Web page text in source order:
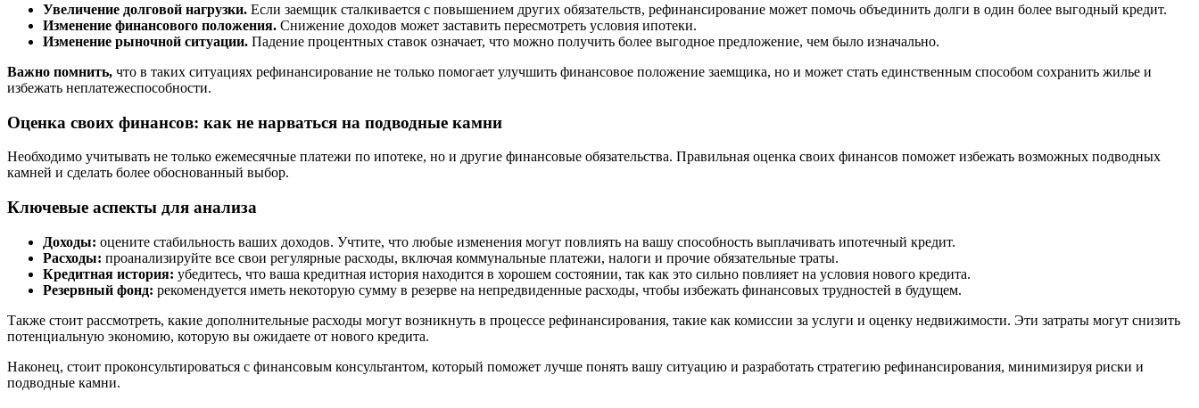
Увеличение долговой нагрузки. Если заемщик сталкивается с повышением других обязательств, рефинансирование может помочь объединить долги в один более выгодный кредит.
Изменение финансового положения. Снижение доходов может заставить пересмотреть условия ипотеки.
Изменение рыночной ситуации. Падение процентных ставок означает, что можно получить более выгодное предложение, чем было изначально.
Важно помнить, что в таких ситуациях рефинансирование не только помогает улучшить финансовое положение заемщика, но и может стать единственным способом сохранить жилье и
избежать неплатежеспособности.
Оценка своих финансов: как не нарваться на подводные камни
Необходимо учитывать не только ежемесячные платежи по ипотеке, но и другие финансовые обязательства. Правильная оценка своих финансов поможет избежать возможных подводных
камней и сделать более обоснованный выбор.
Ключевые аспекты для анализа
Доходы: оцените стабильность ваших доходов. Учтите, что любые изменения могут повлиять на вашу способность выплачивать ипотечный кредит.
Расходы: проанализируйте все свои регулярные расходы, включая коммунальные платежи, налоги и прочие обязательные траты.
Кредитная история: убедитесь, что ваша кредитная история находится в хорошем состоянии, так как это сильно повлияет на условия нового кредита.
Резервный фонд: рекомендуется иметь некоторую сумму в резерве на непредвиденные расходы, чтобы избежать финансовых трудностей в будущем.
Также стоит рассмотреть, какие дополнительные расходы могут возникнуть в процессе рефинансирования, такие как комиссии за услуги и оценку недвижимости. Эти затраты могут снизить
потенциальную экономию, которую вы ожидаете от нового кредита.
Наконец, стоит проконсультироваться с финансовым консультантом, который поможет лучше понять вашу ситуацию и разработать стратегию рефинансирования, минимизируя риски и
подводные камни.